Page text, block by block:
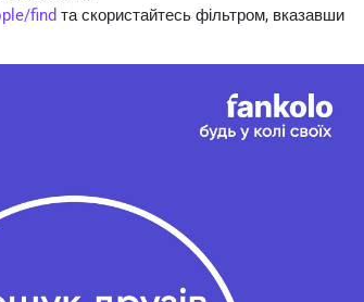
find та скористайтесь фільтром, вказавши
місця проживання у своєму профілі.
вас знайти. Актуалізувати інформацію